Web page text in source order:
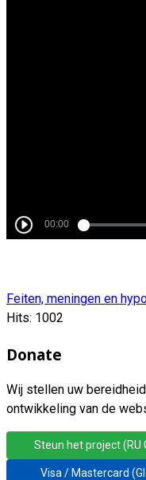
Feiten, meningen en
Hits: 1002
Donate
Wij stellen uw
ontwikkeling van de
Steun het project (RU
Visa / Mastercard